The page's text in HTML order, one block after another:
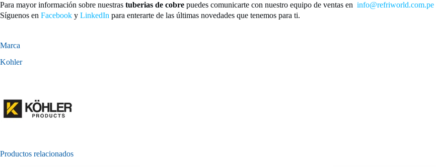
Para mayor información sobre nuestras tuberias de cobre puedes comunicarte con nuestro equipo de ventas en info@refriworld.com.pe
Síguenos en Facebook y LinkedIn para enterarte de las últimas novedades que tenemos para ti.
Marca
Kohler
Productos relacionados